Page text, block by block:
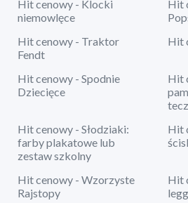
Hit cenowy - Klocki
niemowlęce
Hit
Hit cenowy - Traktor
Fendt
Hit
Hit cenowy - Spodnie
Dziecięce
Hit
Hit cenowy - Słodziaki:
farby plakatowe lub
zestaw szkolny
Hit
Hit cenowy - Wzorzyste
Rajstopy
Hit